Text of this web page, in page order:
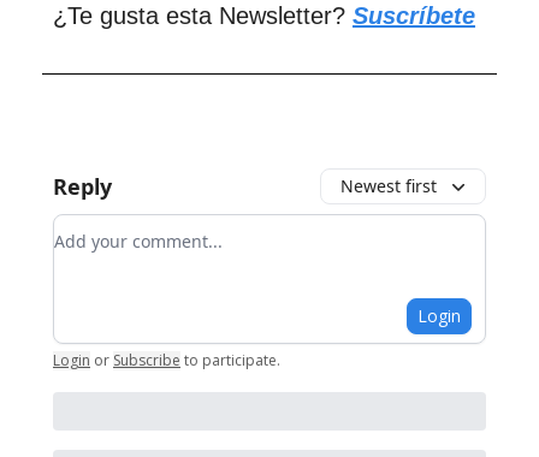
¿Te gusta esta Newsletter? Suscríbete
Reply Newest first
Add your comment
Login
Login or Subscribe to participate.